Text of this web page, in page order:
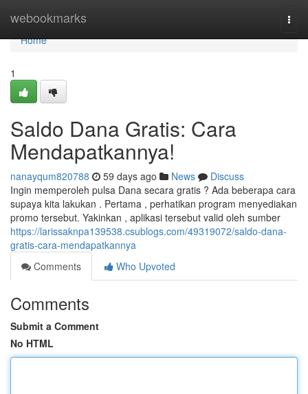
webookmarks
Home
Home
1
Saldo Dana Gratis: Cara
Mendapatkannya!
nanayqum820788 59 days ago News
Discuss
Ingin memperoleh pulsa Dana secara gratis ? Ada beberapa cara
supaya kita lakukan . Pertama , perhatikan program menyediakan
promo tersebut. Yakinkan , aplikasi tersebut valid oleh sumber
https://larissaknpa139538.csublogs.com/49319072/saldo-dana-
gratis-cara-mendapatkannya
Comments
Who Upvoted
Comments
Submit a Comment
No HTML